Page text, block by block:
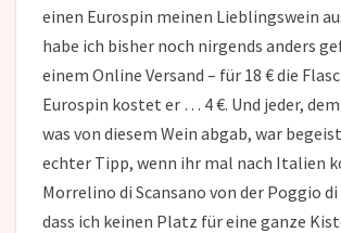
einen Eurospin meinen Lieblingswein
habe ich bisher noch nirgends anders
einem Online Versand – für 18 € die
Eurospin kostet er … 4 €. Und jeder,
was von diesem Wein abgab, war
echter Tipp, wenn ihr mal nach Italien
Morrelino di Scansano von der Poggio di
dass ich keinen Platz für eine ganze